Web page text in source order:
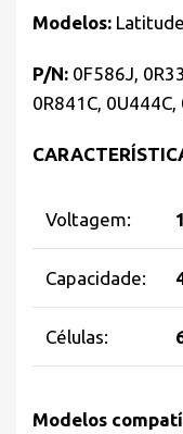
Modelos:
P/N: 0F586J,
0R841C,
Voltagem:
Capacidade:
Células:
Modelos